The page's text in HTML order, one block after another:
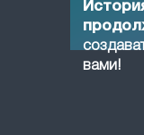
вами!